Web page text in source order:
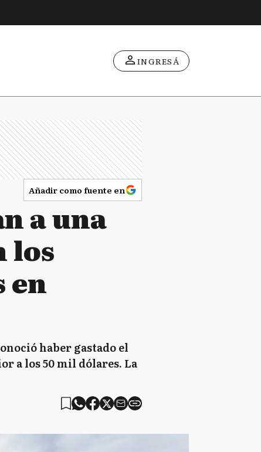
INGRESÁ
Añadir como fuente en
a una
los
en
haber gastado el
a los 50 mil dólares. La